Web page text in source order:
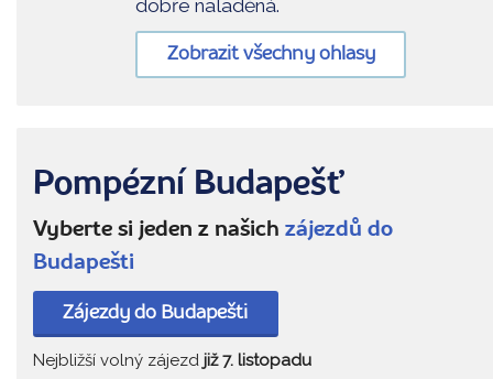
dobře naladěná.
Zobrazit všechny ohlasy
Pompézní Budapešť
Vyberte si jeden z našich zájezdů do
Budapešti
Zájezdy do Budapešti
Nejbližší volný zájezd již 7. listopadu